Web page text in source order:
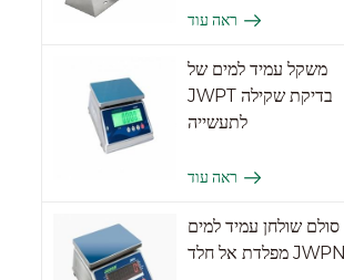
ראה עוד
משקל עמיד למים של
JWPT בדיקת שקילה
לתעשייה
ראה עוד
סולם שולחן עמיד למים
מפלדת אל חלד JWPN